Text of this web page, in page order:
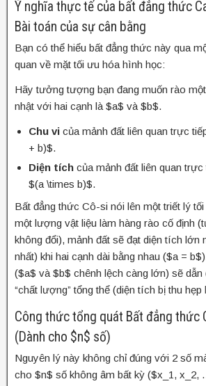
Ý nghĩa thực tế của bất đẳng thức
Bài toán của sự cân bằng
Bạn có thể hiểu bất đẳng thức này qua
quan về mặt tối ưu hóa hình học:
Hãy tưởng tượng bạn đang muốn rào
nhật với hai cạnh là $a$ và $b$.
Chu vi của mảnh đất liên quan trực
+ b)$.
Diện tích của mảnh đất liên quan trực
$(a \times b)$.
Bất đẳng thức Cô-si nói lên một triết lý
một lượng vật liệu làm hàng rào cố định
không đổi), mảnh đất sẽ đạt diện tích lớn
nhất) khi hai cạnh dài bằng nhau ($a =
($a$ và $b$ chênh lệch càng lớn) sẽ
“chất lượng” tổng thể (diện tích bị thu hẹp
Công thức tổng quát Bất đẳng thức
(Dành cho $n$ số)
Nguyên lý này không chỉ đúng với 2 số
cho $n$ số không âm bất kỳ ($x_1, x_2,